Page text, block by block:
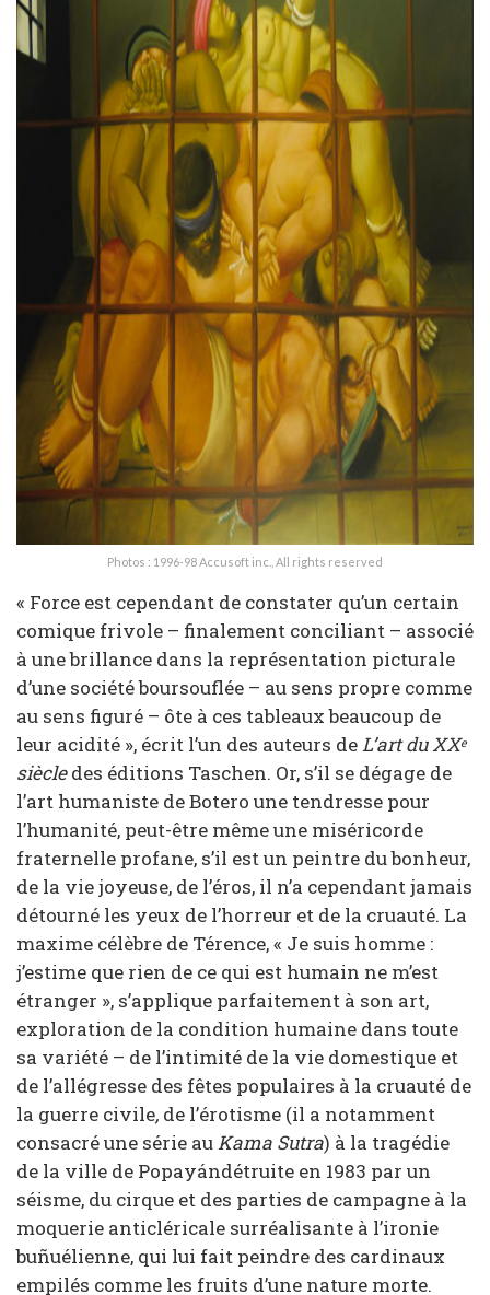
Photos : 1996-98 Accusoft inc., All rights reserved
« Force est cependant de constater qu’un certain
comique frivole – finalement conciliant – associé
à une brillance dans la représentation picturale
d’une société boursouflée – au sens propre comme
au sens figuré – ôte à ces tableaux beaucoup de
leur acidité », écrit l’un des auteurs deL’art du XXe
siècledes éditions Taschen. Or, s’il se dégage de
l’art humaniste de Botero une tendresse pour
l’humanité, peut-être même une miséricorde
fraternelle profane, s’il est un peintre du bonheur,
de la vie joyeuse, de l’éros, il n’a cependant jamais
détourné les yeux de l’horreur et de la cruauté. La
maxime célèbre de Térence, « Je suis homme :
j’estime que rien de ce qui est humain ne m’est
étranger », s’applique parfaitement à son art,
exploration de la condition humaine dans toute
sa variété – de l’intimité de la vie domestique et
de l’allégresse des fêtes populaires à la cruauté de
la guerre civile, de l’érotisme (il a notamment
consacré une série auKama Sutra) à la tragédie
de la ville de Popayándétruite en 1983 par un
séisme, du cirque et des parties de campagne à la
moquerie anticléricale surréalisante à l’ironie
buñuélienne, qui lui fait peindre des cardinaux
empilés comme les fruits d’une nature morte.